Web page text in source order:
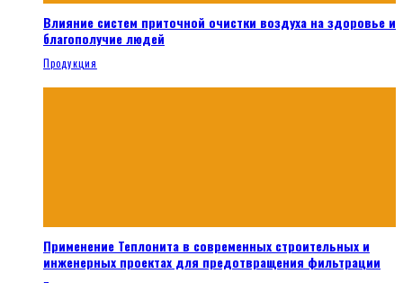
Влияние систем приточной очистки воздуха на здоровье и
благополучие людей
Продукция
Применение Теплонита в современных строительных и
инженерных проектах для предотвращения фильтрации